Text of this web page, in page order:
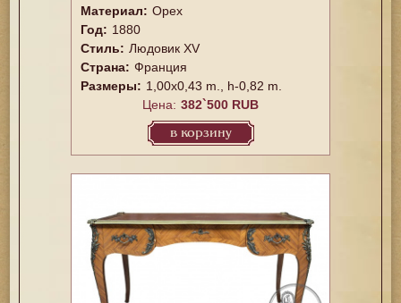
Материал: Орех
Год: 1880
Стиль: Людовик XV
Страна: Франция
Размеры: 1,00x0,43 m., h-0,82 m.
Цена: 382`500 RUB
в корзину